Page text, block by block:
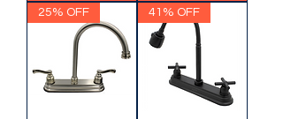
25% OFF 41% OFF